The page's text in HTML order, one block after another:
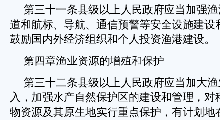
第三十一条县级以上人民政府应当加强
道和航标、导航、通信预警等安全设施建设
鼓励国内外经济组织和个人投资渔港建设。
第四章渔业资源的增殖和保护
第三十二条县级以上人民政府应当加大
入，加强水产自然保护区的建设和管理，对
物资源及其原生地实行重点保护，有计划地